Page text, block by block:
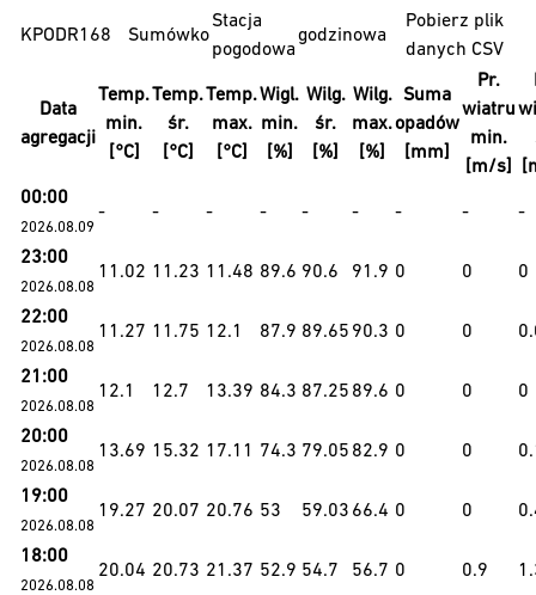
KPODR168 Sumówko
Stacja
pogodowa
godzinowa
Pobierz plik
danych CSV
Data
agregacji
Temp.
min.
[°C]
Temp.
śr.
[°C]
Temp.
max.
[°C]
Wigl.
min.
[%]
Wilg.
śr.
[%]
Wilg.
max.
[%]
Suma
opadów
[mm]
Pr.
wiatru
min.
[m/s]
00:00
2026.08.09
- - - - - - - - -
23:00
2026.08.08
11.02 11.23 11.48 89.6 90.6 91.9 0 0 0
22:00
2026.08.08
11.27 11.75 12.1 87.9 89.65 90.3 0 0
21:00
2026.08.08
12.1 12.7 13.39 84.3 87.25 89.6 0 0 0
20:00
2026.08.08
13.69 15.32 17.11 74.3 79.05 82.9 0 0
19:00
2026.08.08
19.27 20.07 20.76 53 59.03 66.4 0 0
18:00
2026.08.08
20.04 20.73 21.37 52.9 54.7 56.7 0 0.9